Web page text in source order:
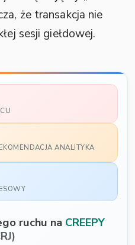
że transakcja nie
sesji giełdowej.
ANALITYKA
ruchu na CREEPY